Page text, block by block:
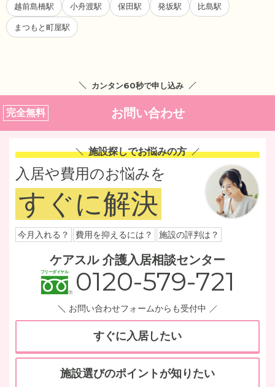
越前島橋駅 小舟渡駅 保田駅 発坂駅 比島駅
まつもと町屋駅
カンタン60秒で申し込み
完全無料 お問い合わせ
施設探しでお悩みの方
入居や費用のお悩みを
すぐに解決
今月入れる？ 費用を抑えるには？ 施設の評判は？
ケアスル 介護入居相談センター
0120-579-721
お問い合わせフォームからも受付中
すぐに入居したい
施設選びのポイントが知りたい